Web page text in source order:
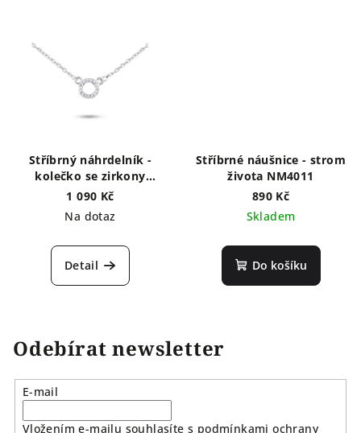
Stříbrný náhrdelník -
kolečko se zirkony
RM2029
1 090 Kč
Na dotaz
Detail
Stříbrné náušnice - strom
života NM4011
890 Kč
Skladem
Do košíku
Odebírat newsletter
E-mail
Vložením e-mailu souhlasíte s podmínkami ochrany